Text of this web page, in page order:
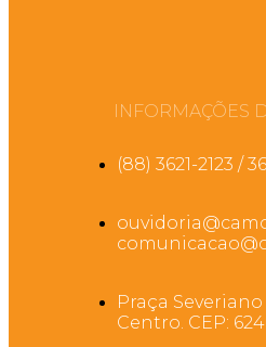
INFORMAÇÕES
(88) 3621-2123 /
Praça Severiano
Centro. CEP: